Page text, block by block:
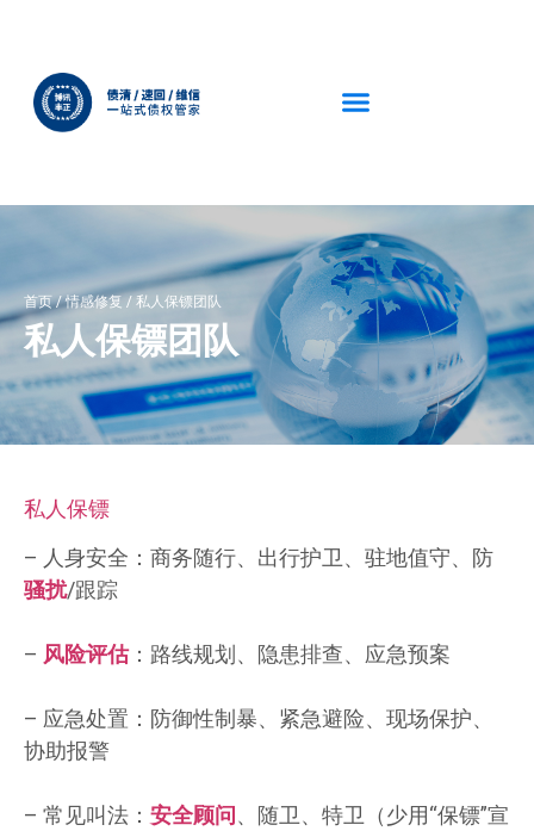
首页/情感修复/私人保镖团队
私人保镖团队
私人保镖
– 人身安全：商务随行、出行护卫、驻地值守、防
骚扰/跟踪
– 风险评估：路线规划、隐患排查、应急预案
– 应急处置：防御性制暴、紧急避险、现场保护、
协助报警
– 常见叫法： 安全顾问 、随卫、特卫（少用“保镖”宣